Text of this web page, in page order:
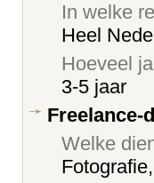
In welke
Heel
Hoeveel
3-5 jaar
Freelance-
Welke